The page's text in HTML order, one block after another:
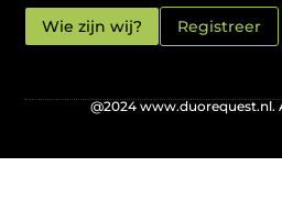
Wie zijn wij? Registreer
@2024 www.duorequest.nl.